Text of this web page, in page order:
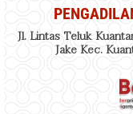
Jl. Lintas Teluk
Jake Kec.